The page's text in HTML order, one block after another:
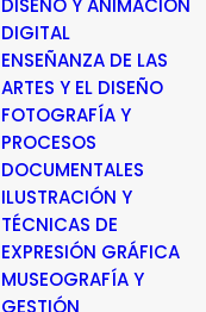
DISEÑO Y ANIMACIÓN
DIGITAL
ENSEÑANZA DE LAS
ARTES Y EL DISEÑO
FOTOGRAFÍA Y
PROCESOS
DOCUMENTALES
ILUSTRACIÓN Y
TÉCNICAS DE
EXPRESIÓN GRÁFICA
MUSEOGRAFÍA Y
GESTIÓN